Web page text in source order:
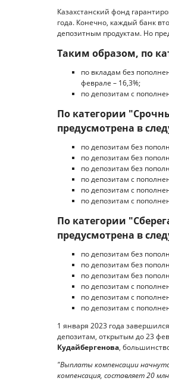
Казахстанский фонд
года. Конечно, каждый банк
депозитным продуктам. Но
Таким образом, по
по вкладам без
феврале – 16,3%;
по депозитам с
По категории
предусмотрена в
по депозитам без
по депозитам без
по депозитам без
по депозитам с
по депозитам с
по депозитам с
По категории
предусмотрена в
по депозитам без
по депозитам без
по депозитам без
по депозитам с
по депозитам с
по депозитам с
1 января 2023 года
депозитам, открытым до 23
Кудайбергенова,
"Выплаты компенсации
компенсация, составляет 20